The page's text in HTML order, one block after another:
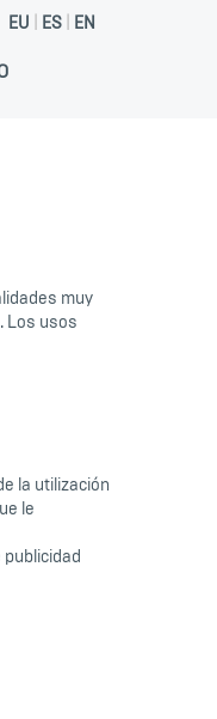
EU ES EN
muy
Los usos
la utilización
le